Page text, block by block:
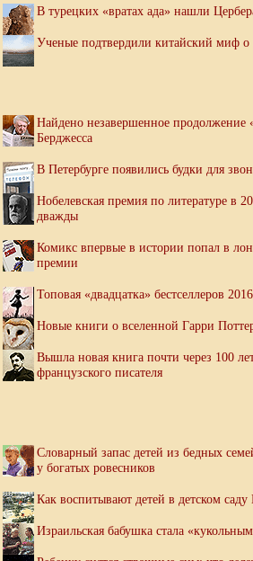
В турецких «вратах ада» нашли
Ученые подтвердили китайский миф о
Найдено незавершенное продолжение
Берджесса
В Петербурге появились будки для
Нобелевская премия по литературе в
дважды
Комикс впервые в истории попал в
премии
Топовая «двадцатка» бестселлеров
Новые книги о вселенной Гарри
Вышла новая книга почти через 100
французского писателя
Словарный запас детей из бедных
у богатых ровесников
Как воспитывают детей в детском саду
Израильская бабушка стала